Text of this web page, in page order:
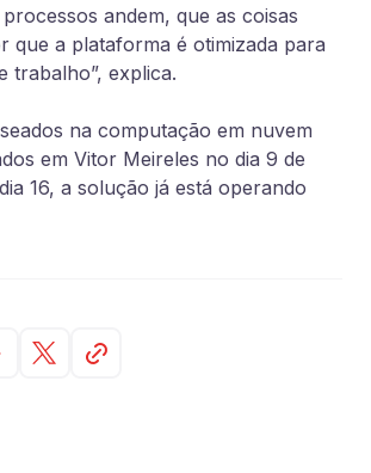
andem, que as coisas
que a plataforma é otimizada para
trabalho”, explica.
na computação em nuvem
em Vitor Meireles no dia 9 de
16, a solução já está operando